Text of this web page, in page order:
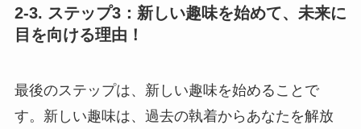
2-3. ステップ3：新しい趣味を始めて、未来に
目を向ける理由！
最後のステップは、新しい趣味を始めることで
す。新しい趣味は、過去の執着からあなたを解放